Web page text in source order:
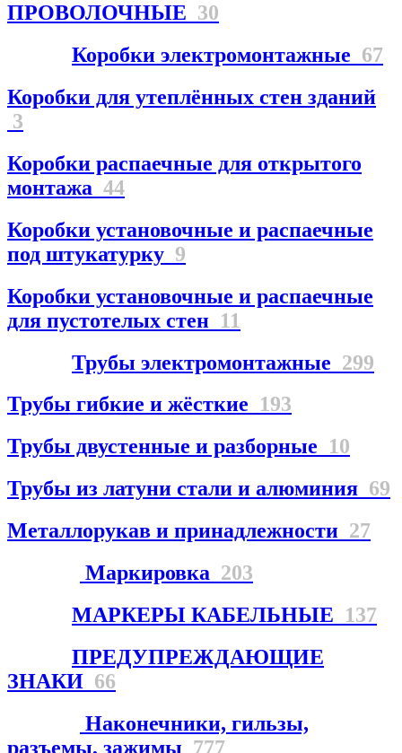
ПРОВОЛОЧНЫЕ 30
Коробки электромонтажные 67
Коробки для утеплённых стен зданий
3
Коробки распаечные для открытого
монтажа 44
Коробки установочные и распаечные
под штукатурку 9
Коробки установочные и распаечные
для пустотелых стен 11
Трубы электромонтажные 299
Трубы гибкие и жёсткие 193
Трубы двустенные и разборные 10
Трубы из латуни стали и алюминия 69
Металлорукав и принадлежности 27
Маркировка 203
МАРКЕРЫ КАБЕЛЬНЫЕ 137
ПРЕДУПРЕЖДАЮЩИЕ
ЗНАКИ 66
Наконечники, гильзы,
разъемы, зажимы 777